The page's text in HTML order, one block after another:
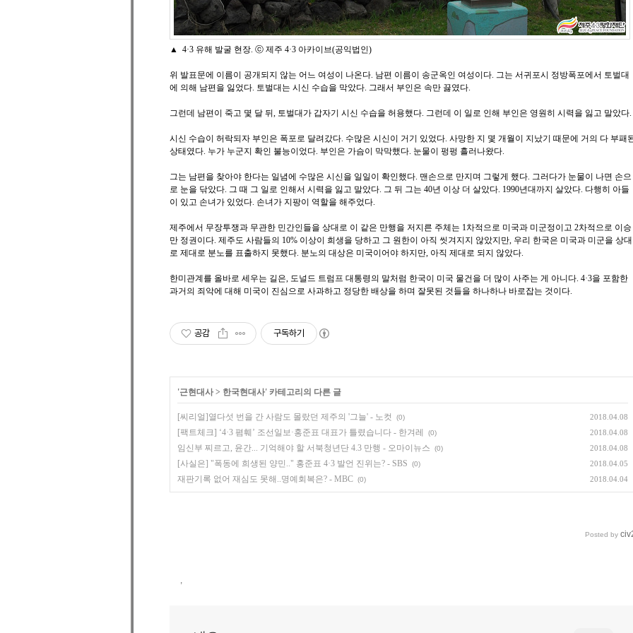
▲ 4·3 유해 발굴 현장. ⓒ 제주 4·3 아카이브(공익법인)
위 발표문에 이름이 공개되지 않는 어느 여성이 나온다. 남편 이름이 송군옥인 여성이다. 그는 서귀포시 정방폭포에서 토벌대
에 의해 남편을 잃었다. 토벌대는 시신 수습을 막았다. 그래서 부인은 속만 끓였다.
그런데 남편이 죽고 몇 달 뒤, 토벌대가 갑자기 시신 수습을 허용했다. 그런데 이 일로 인해 부인은 영원히 시력을 잃고 말았다.
시신 수습이 허락되자 부인은 폭포로 달려갔다. 수많은 시신이 거기 있었다. 사망한 지 몇 개월이 지났기 때문에 거의 다 부패
상태였다. 누가 누군지 확인 불능이었다. 부인은 가슴이 막막했다. 눈물이 펑펑 흘러나왔다.
그는 남편을 찾아야 한다는 일념에 수많은 시신을 일일이 확인했다. 맨손으로 만지며 그렇게 했다. 그러다가 눈물이 나면 손으
로 눈을 닦았다. 그 때 그 일로 인해서 시력을 잃고 말았다. 그 뒤 그는 40년 이상 더 살았다. 1990년대까지 살았다. 다행히 아들
이 있고 손녀가 있었다. 손녀가 지팡이 역할을 해주었다.
제주에서 무장투쟁과 무관한 민간인들을 상대로 이 같은 만행을 저지른 주체는 1차적으로 미국과 미군정이고 2차적으로 이승
만 정권이다. 제주도 사람들의 10% 이상이 희생을 당하고 그 원한이 아직 씻겨지지 않았지만, 우리 한국은 미국과 미군을 상대
로 제대로 분노를 표출하지 못했다. 분노의 대상은 미국이어야 하지만, 아직 제대로 되지 않았다.
한미관계를 올바로 세우는 길은, 도널드 트럼프 대통령의 말처럼 한국이 미국 물건을 더 많이 사주는 게 아니다. 4·3을 포함한
과거의 죄악에 대해 미국이 진심으로 사과하고 정당한 배상을 하며 잘못된 것들을 하나하나 바로잡는 것이다.
공감 구독하기
'근현대사> 한국현대사' 카테고리의 다른 글
[씨리얼]열다섯 번을 간 사람도 몰랐던 제주의 '그늘' - 노컷 (0) 2018.04.08
[팩트체크] ‘4·3 폄훼’ 조선일보·홍준표 대표가 틀렸습니다 - 한겨레 (0) 2018.04.08
임신부 찌르고, 윤간... 기억해야 할 서북청년단 4.3 만행 - 오마이뉴스 (0) 2018.04.08
[사실은] "폭동에 희생된 양민.." 홍준표 4·3 발언 진위는? - SBS (0) 2018.04.05
재판기록 없어 재심도 못해..명예회복은? - MBC (0) 2018.04.04
Posted by
,